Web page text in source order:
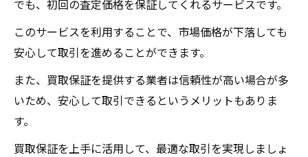
でも、初回の査定価格を保証してくれるサービスです。
このサービスを利用することで、市場価格が下落しても
安心して取引を進めることができます。
また、買取保証を提供する業者は信頼性が高い場合が多
いため、安心して取引できるというメリットもありま
す。
買取保証を上手に活用して、最適な取引を実現しましょ